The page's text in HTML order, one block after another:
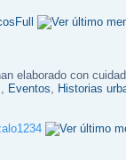
elaborado con
Eventos Historias